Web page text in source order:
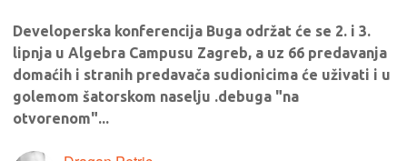
Developerska konferencija Buga održat će se 2. i 3.
lipnja u Algebra Campusu Zagreb, a uz 66 predavanja
domaćih i stranih predavača sudionicima će uživati i u
golemom šatorskom naselju .debuga "na
otvorenom"...